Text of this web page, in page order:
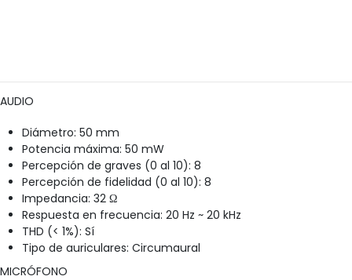
AUDIO
Diámetro: 50 mm
Potencia máxima: 50 mW
Percepción de graves (0 al 10): 8
Percepción de fidelidad (0 al 10): 8
Impedancia: 32 Ω
Respuesta en frecuencia: 20 Hz ~ 20 kHz
THD (< 1%): Sí
Tipo de auriculares: Circumaural
MICRÓFONO